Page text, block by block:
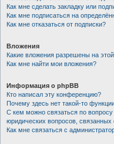
Как мне сделать закладку или
Как мне подписаться на
Как мне отказаться от подписки?
Вложения
Какие вложения разрешены на
Как мне найти мои вложения?
Информация о phpBB
Кто написал эту конференцию?
Почему здесь нет такой-то
С кем можно связаться по вопросу
юридических вопросов,
Как мне связаться с